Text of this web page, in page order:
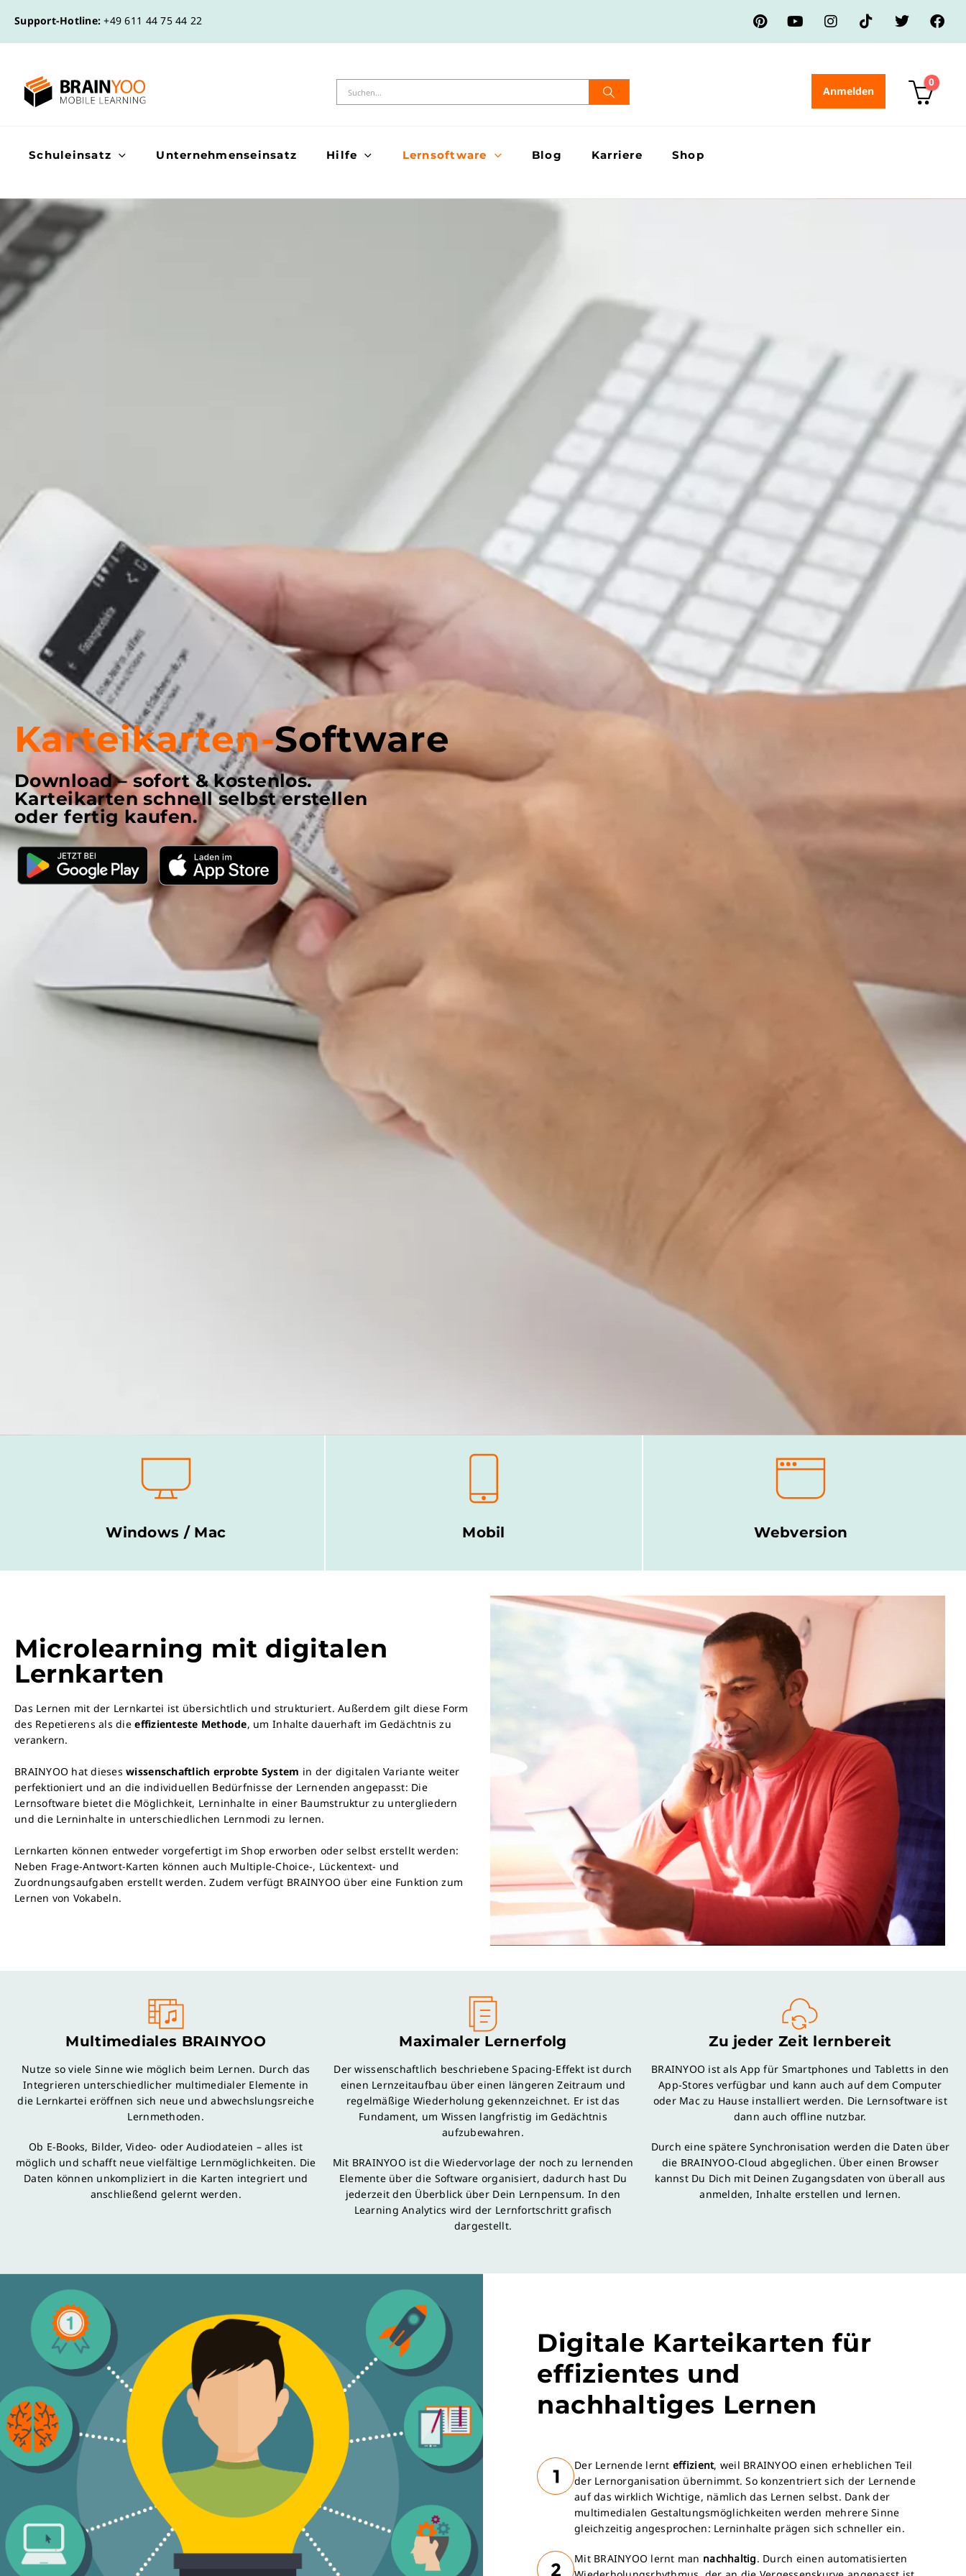
Support-Hotline: +49 611 44 75 44 22
Anmelden
0
Schuleinsatz Unternehmenseinsatz Hilfe Lernsoftware Blog Karriere Shop
Karteikarten-Software
Download – sofort & kostenlos.
Karteikarten schnell selbst erstellen
oder fertig kaufen.
Windows / Mac Mobil Webversion
Microlearning mit digitalen
Lernkarten
Das Lernen mit der Lernkartei ist übersichtlich und strukturiert. Außerdem gilt diese Form
des Repetierens als dieeffizienteste Methode, um Inhalte dauerhaft im Gedächtnis zu
verankern.
BRAINYOO hat dieseswissenschaftlich erprobte System in der digitalen Variante weiter
perfektioniert und an die individuellen Bedürfnisse der Lernenden angepasst: Die
Lernsoftware bietet die Möglichkeit, Lerninhalte in einer Baumstruktur zu untergliedern
und die Lerninhalte in unterschiedlichen Lernmodi zu lernen.
Lernkarten können entweder vorgefertigt im Shop erworben oder selbst erstellt werden:
Neben Frage-Antwort-Karten können auch Multiple-Choice-, Lückentext- und
Zuordnungsaufgaben erstellt werden. Zudem verfügt BRAINYOO über eine Funktion zum
Lernen von Vokabeln.
Multimediales BRAINYOO
Nutze so viele Sinne wie möglich beim Lernen. Durch das
Integrieren unterschiedlicher multimedialer Elemente in
die Lernkartei eröffnen sich neue und abwechslungsreiche
Lernmethoden.
Ob E-Books, Bilder, Video- oder Audiodateien – alles ist
möglich und schafft neue vielfältige Lernmöglichkeiten. Die
Daten können unkompliziert in die Karten integriert und
anschließend gelernt werden.
Maximaler Lernerfolg
Der wissenschaftlich beschriebene Spacing-Effekt ist durch
einen Lernzeitaufbau über einen längeren Zeitraum und
regelmäßige Wiederholung gekennzeichnet. Er ist das
Fundament, um Wissen langfristig im Gedächtnis
aufzubewahren.
Mit BRAINYOO ist die Wiedervorlage der noch zu lernenden
Elemente über die Software organisiert, dadurch hast Du
jederzeit den Überblick über Dein Lernpensum. In den
Learning Analytics wird der Lernfortschritt grafisch
dargestellt.
Zu jeder Zeit lernbereit
BRAINYOO ist als App für Smartphones und Tabletts in den
App-Stores verfügbar und kann auch auf dem Computer
oder Mac zu Hause installiert werden. Die Lernsoftware ist
dann auch offline nutzbar.
Durch eine spätere Synchronisation werden die Daten über
die BRAINYOO-Cloud abgeglichen. Über einen Browser
kannst Du Dich mit Deinen Zugangsdaten von überall aus
anmelden, Inhalte erstellen und lernen.
Digitale Karteikarten für
effizientes und
nachhaltiges Lernen
Der Lernende lernt effizient, weil BRAINYOO einen erheblichen Teil
der Lernorganisation übernimmt. So konzentriert sich der Lernende
auf das wirklich Wichtige, nämlich das Lernen selbst. Dank der
multimedialen Gestaltungsmöglichkeiten werden mehrere Sinne
gleichzeitig angesprochen: Lerninhalte prägen sich schneller ein.
Mit BRAINYOO lernt man nachhaltig. Durch einen automatisierten